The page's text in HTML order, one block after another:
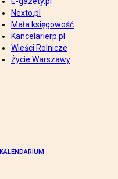
Nexto.pl
Mała księgowość
Kancelarierp.pl
Wieści Rolnicze
Życie Warszawy
KALENDARIUM